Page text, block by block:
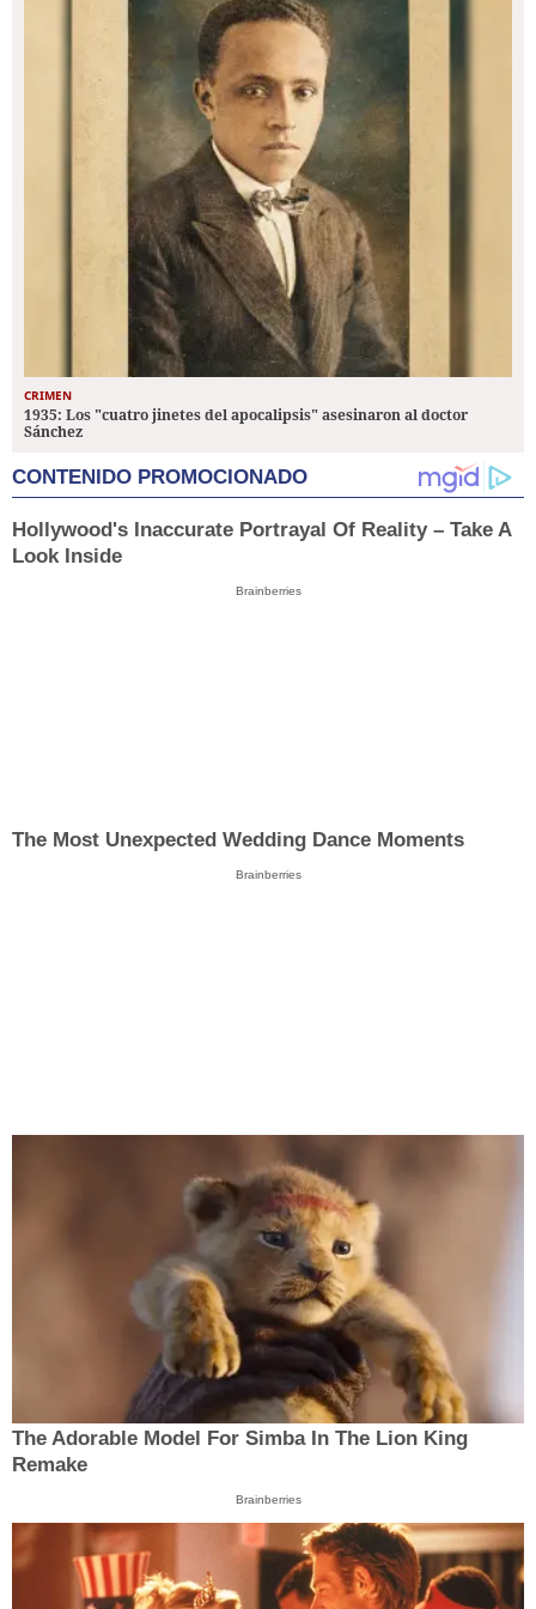
CRIMEN
1935: Los "cuatro jinetes del apocalipsis" asesinaron al doctor
Sánchez
CONTENIDO PROMOCIONADO
Hollywood's Inaccurate Portrayal Of Reality – Take A
Look Inside
Brainberries
The Most Unexpected Wedding Dance Moments
Brainberries
The Adorable Model For Simba In The Lion King
Remake
Brainberries